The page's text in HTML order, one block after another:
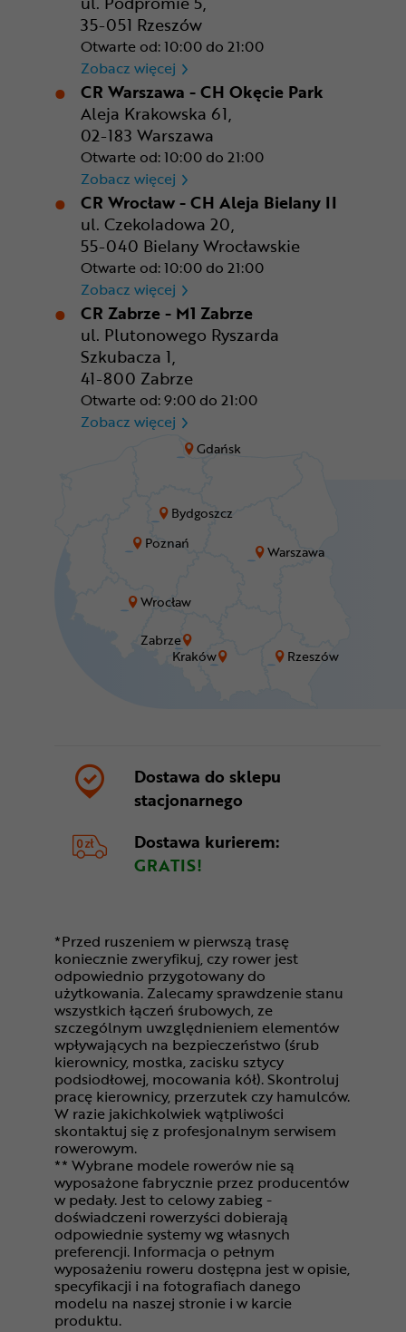
Bydgoszcz
Gdańsk
Kraków
Poznań
Rzeszów
Warszawa
Wrocław
Zabrze
35-051 Rzeszów
Otwarte od: 10:00 do 21:00
Zobacz więcej CR Rzeszów
CR Warszawa - CH Okęcie Park
Aleja Krakowska 61,
02-183 Warszawa
Otwarte od: 10:00 do 21:00
Zobacz więcej CR Warszawa - CH Okęcie
CR Wrocław - CH Aleja Bielany II
ul. Czekoladowa 20,
55-040 Bielany Wrocławskie
Otwarte od: 10:00 do 21:00
Zobacz więcej CR Wrocław - CH Aleja
CR Zabrze - M1 Zabrze
ul. Plutonowego Ryszarda
Szkubacza 1,
41-800 Zabrze
Otwarte od: 9:00 do 21:00
Zobacz więcej CR Zabrze - M1 Zabrze
Dostawa do sklepu
stacjonarnego
Dostawa kurierem:
GRATIS!
*Przed ruszeniem w pierwszą trasę
koniecznie zweryfikuj, czy rower jest
odpowiednio przygotowany do
użytkowania. Zalecamy sprawdzenie stanu
wszystkich łączeń śrubowych, ze
szczególnym uwzględnieniem elementów
wpływających na bezpieczeństwo (śrub
kierownicy, mostka, zacisku sztycy
podsiodłowej, mocowania kół). Skontroluj
pracę kierownicy, przerzutek czy hamulców.
W razie jakichkolwiek wątpliwości
skontaktuj się z profesjonalnym serwisem
rowerowym.
** Wybrane modele rowerów nie są
wyposażone fabrycznie przez producentów
w pedały. Jest to celowy zabieg -
doświadczeni rowerzyści dobierają
odpowiednie systemy wg własnych
preferencji. Informacja o pełnym
wyposażeniu roweru dostępna jest w opisie,
specyfikacji i na fotografiach danego
modelu na naszej stronie i w karcie
produktu.